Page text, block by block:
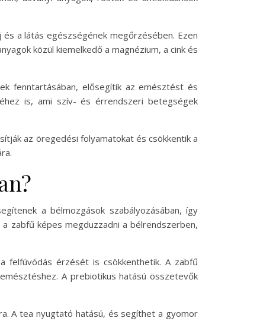
a látás egészségének megőrzésében. Ezen
közül kiemelkedő a magnézium, a cink és
fenntartásában, elősegítik az emésztést és
is, ami szív- és érrendszeri betegségek
az öregedési folyamatokat és csökkentik a
a bélmozgások szabályozásában, így
zabfű képes megduzzadni a bélrendszerben,
felfúvódás érzését is csökkenthetik. A zabfű
A prebiotikus hatású összetevők
A tea nyugtató hatású, és segíthet a gyomor